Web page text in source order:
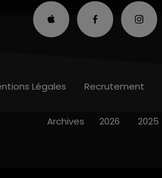
Légales Recrutement
Archives 2026 2025